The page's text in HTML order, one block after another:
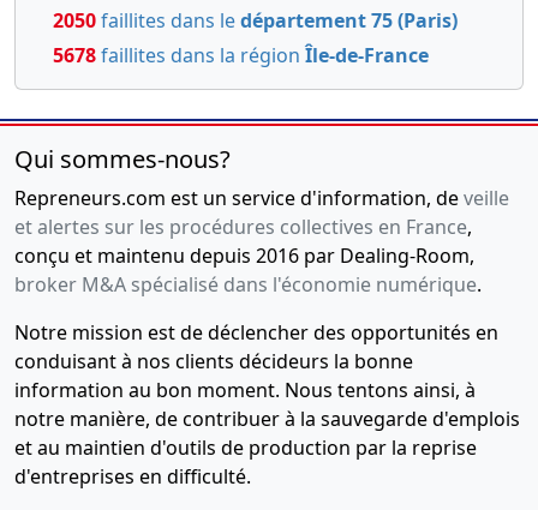
2050faillites dans ledépartement 75 (Paris)
5678faillites dans la région Île-de-France
Qui sommes-nous?
Repreneurs.com est un service d'information, deveille
et alertes sur les procédures collectives en France,
conçu et maintenu depuis 2016 par Dealing-Room,
broker M&A spécialisé dans l'économie numérique.
Notre mission est de déclencher des opportunités en
conduisant à nos clients décideurs la bonne
information au bon moment. Nous tentons ainsi, à
notre manière, de contribuer à la sauvegarde d'emplois
et au maintien d'outils de production par la reprise
d'entreprises en difficulté.